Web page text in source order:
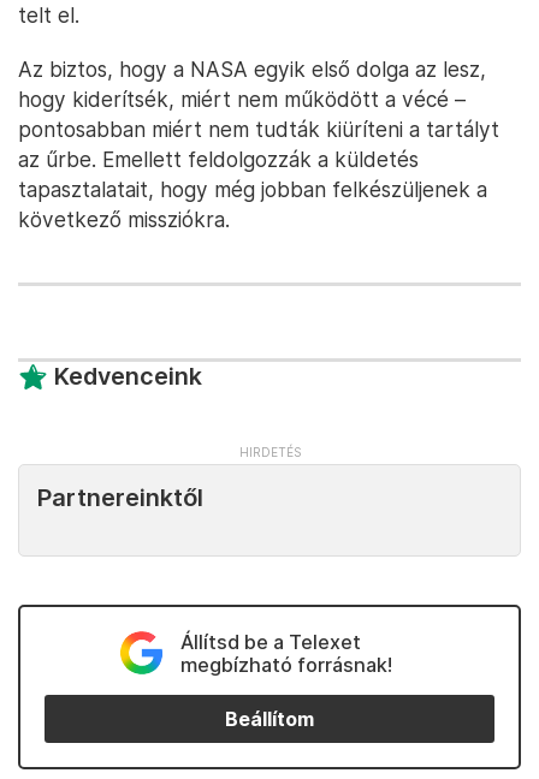
telt el.
Az biztos, hogy a NASA egyik első dolga az lesz,
hogy kiderítsék, miért nem működött a vécé –
pontosabban miért nem tudták kiüríteni a tartályt
az űrbe. Emellett feldolgozzák a küldetés
tapasztalatait, hogy még jobban felkészüljenek a
következő missziókra.
Kedvenceink
Partnereinktől
Állítsd be a Telexet
megbízható forrásnak!
Beállítom